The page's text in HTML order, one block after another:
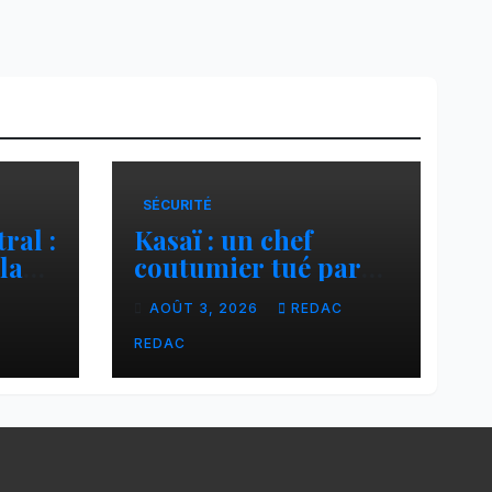
:
SÉCURITÉ
Kasaï : un chef
coutumier tué par
balle par un policier
à Kamuesha, la
tension monte
AOÛT 3, 2026 REDAC
REDAC